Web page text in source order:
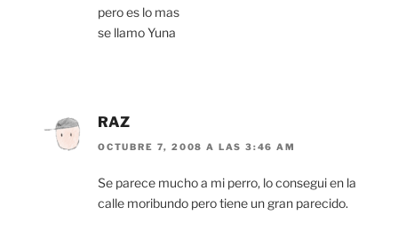
pero es lo mas
se llamo Yuna
RAZ
OCTUBRE 7, 2008 A LAS 3:46 AM
Se parece mucho a mi perro, lo consegui en la
calle moribundo pero tiene un gran parecido.